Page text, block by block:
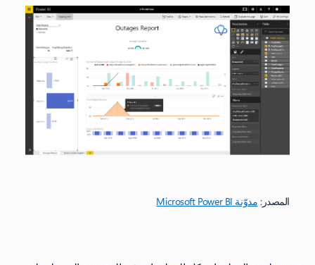
المصدر: مدوّنة Microsoft Power BI